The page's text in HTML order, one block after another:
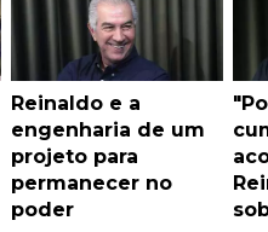
Reinaldo e a
engenharia de um
projeto para
permanecer no
poder